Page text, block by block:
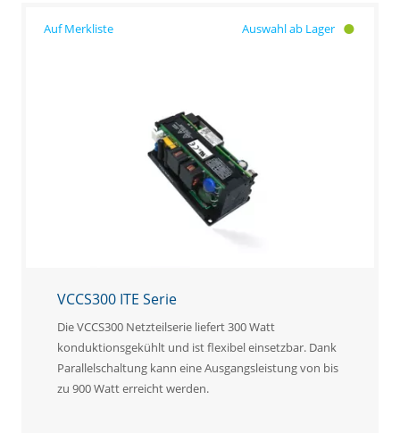
Auswahl ab Lager
VCCS300 ITE Serie
Die VCCS300 Netzteilserie liefert 300 Watt
konduktionsgekühlt und ist flexibel einsetzbar. Dank
Parallelschaltung kann eine Ausgangsleistung von bis
zu 900 Watt erreicht werden.